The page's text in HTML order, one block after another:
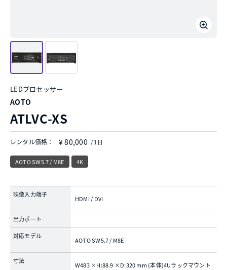
LEDプロセッサー
AOTO
ATLVC-XS
レンタル価格： ¥ 80,000 / 1日
AOTO SW5.7 / M8E 4K
映像入力端子
HDMI / DVI
出力ポート
対応モデル
AOTO SW5.7 / M8E
寸法
W483 ×H:88.9 ×D:320 mm (本体)4Uラックマウント